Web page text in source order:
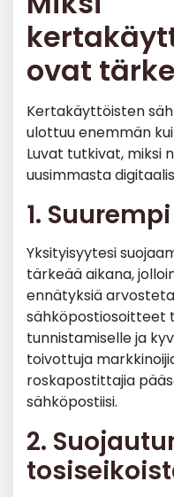
ovat
Kertakäyttöisten
ulottuu enemmän
Luvat tutkivat, miksi
uusimmasta
1.
Yksityisyytesi
tärkeää aikana,
ennätyksiä
sähköpostiosoitteet
tunnistamiselle ja
toivottuja
roskapostittajia
sähköpostiisi.
2.